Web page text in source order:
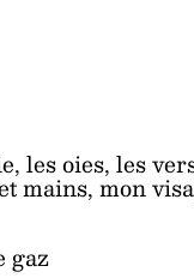
les oies, les
mains, mon
gaz